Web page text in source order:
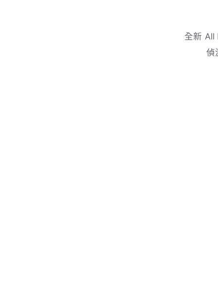
全新 All
偵